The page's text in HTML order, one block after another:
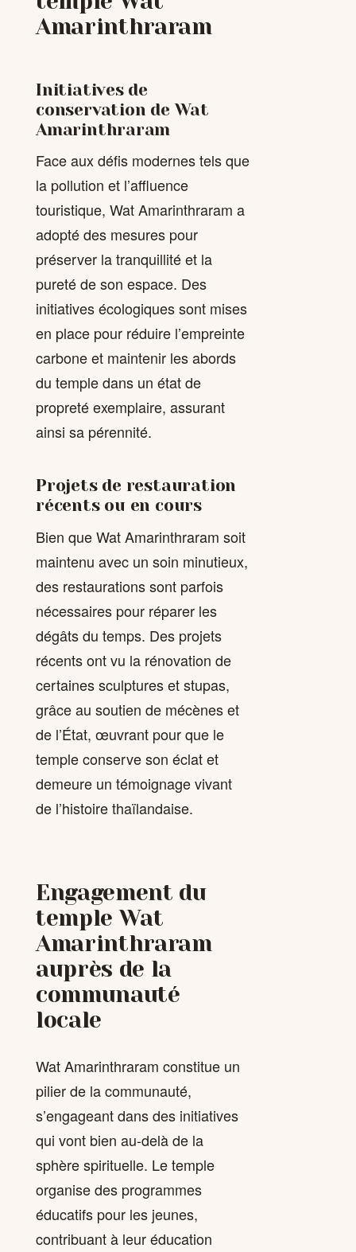
Amarinthraram
Initiatives de
conservation de Wat
Amarinthraram
Face aux défis modernes tels que
la pollution et l’affluence
touristique, Wat Amarinthraram a
adopté des mesures pour
préserver la tranquillité et la
pureté de son espace. Des
initiatives écologiques sont mises
en place pour réduire l’empreinte
carbone et maintenir les abords
du temple dans un état de
propreté exemplaire, assurant
ainsi sa pérennité.
Projets de restauration
récents ou en cours
Bien que Wat Amarinthraram soit
maintenu avec un soin minutieux,
des restaurations sont parfois
nécessaires pour réparer les
dégâts du temps. Des projets
récents ont vu la rénovation de
certaines sculptures et stupas,
grâce au soutien de mécènes et
de l’État, œuvrant pour que le
temple conserve son éclat et
demeure un témoignage vivant
de l’histoire thaïlandaise.
Engagement du
temple Wat
Amarinthraram
auprès de la
communauté
locale
Wat Amarinthraram constitue un
pilier de la communauté,
s’engageant dans des initiatives
qui vont bien au-delà de la
sphère spirituelle. Le temple
organise des programmes
éducatifs pour les jeunes,
contribuant à leur éducation